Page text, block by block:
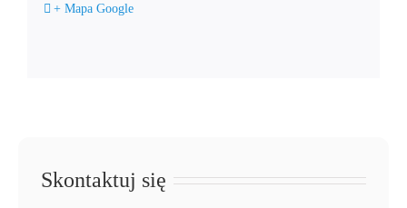
+ Mapa Google
Skontaktuj się